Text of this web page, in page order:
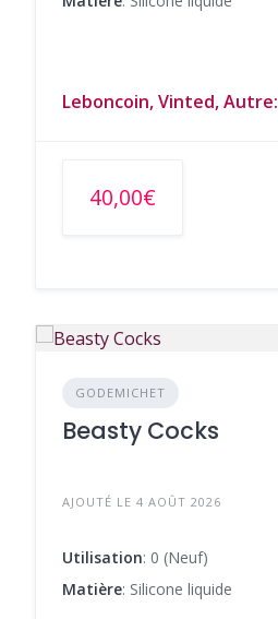
Leboncoin, Vinted, Autre:
40,00€
GODEMICHET
Beasty Cocks
AJOUTÉ LE 4 AOÛT 2026
Utilisation: 0 (Neuf)
Matière: Silicone liquide